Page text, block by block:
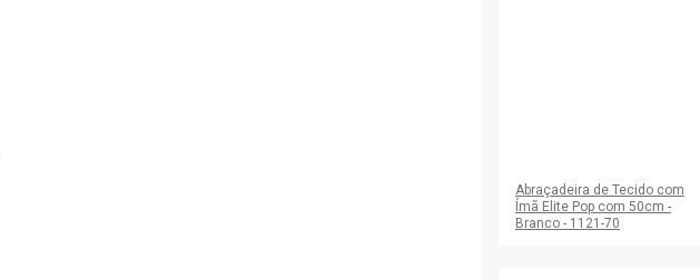
Abraçadeira de Tecido com
Ímã Elite Pop com 50cm -
Branco - 1121-70